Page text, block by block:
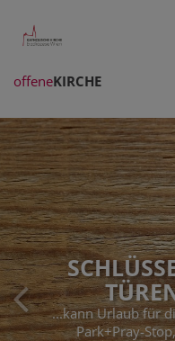
offeneKIRCHE
...kann Urlaub für
Park+Pray-